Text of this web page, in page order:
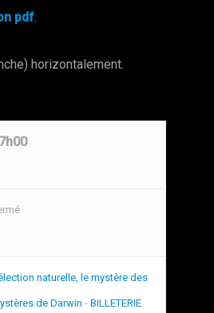
pdf.
horizontalement.
naturelle, le mystère des
de Darwin - BILLETERIE